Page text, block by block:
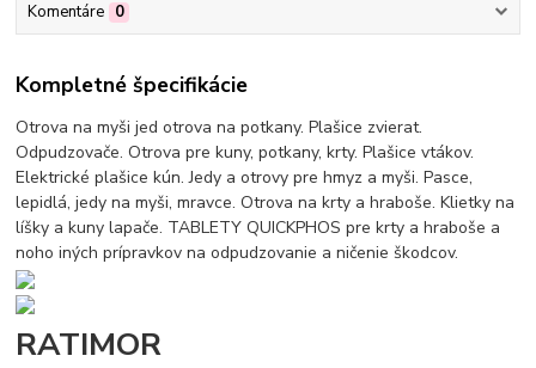
Komentáre 0
Kompletné špecifikácie
Otrova na myši jed otrova na potkany. Plašice zvierat.
Odpudzovače. Otrova pre kuny, potkany, krty. Plašice vtákov.
Elektrické plašice kún. Jedy a otrovy pre hmyz a myši. Pasce,
lepidlá, jedy na myši, mravce. Otrova na krty a hraboše. Klietky na
líšky a kuny lapače. TABLETY QUICKPHOS pre krty a hraboše a
noho iných prípravkov na odpudzovanie a ničenie škodcov.
RATIMOR